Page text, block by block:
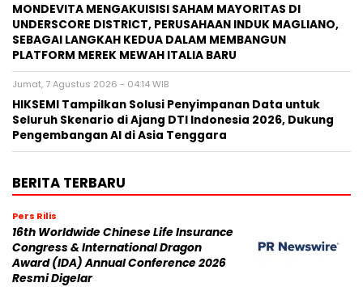
MONDEVITA MENGAKUISISI SAHAM MAYORITAS DI
UNDERSCORE DISTRICT, PERUSAHAAN INDUK MAGLIANO,
SEBAGAI LANGKAH KEDUA DALAM MEMBANGUN
PLATFORM MEREK MEWAH ITALIA BARU
Jumat, 7 Agustus 2026 - 04:14 WIB
HIKSEMI Tampilkan Solusi Penyimpanan Data untuk
Seluruh Skenario di Ajang DTI Indonesia 2026, Dukung
Pengembangan AI di Asia Tenggara
BERITA TERBARU
Pers Rilis
16th Worldwide Chinese Life Insurance
Congress & International Dragon
Award (IDA) Annual Conference 2026
Resmi Digelar